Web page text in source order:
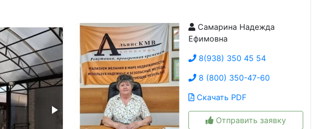
двор
Самарина Надежда
Ефимовна
8(938) 350 45 54
8 (800) 350-47-60
Скачать PDF
Отправить заявку